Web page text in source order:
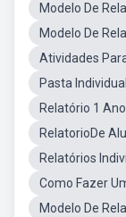
Modelo De
Modelo De
Atividades
Pasta
Relatório 1
RelatorioDe
Relatórios
Como Fazer
Modelo De